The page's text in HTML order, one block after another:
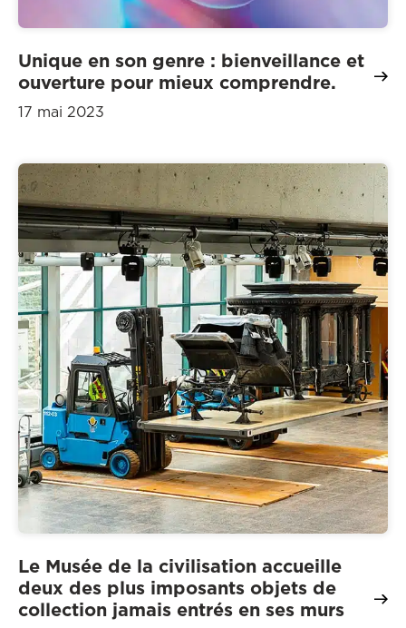
Unique en son genre : bienveillance et
ouverture pour mieux comprendre.
17 mai 2023
Le Musée de la civilisation accueille
deux des plus imposants objets de
collection jamais entrés en ses murs